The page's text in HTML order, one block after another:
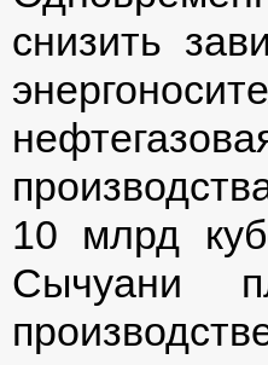
снизить
10 млрд
Сычуани